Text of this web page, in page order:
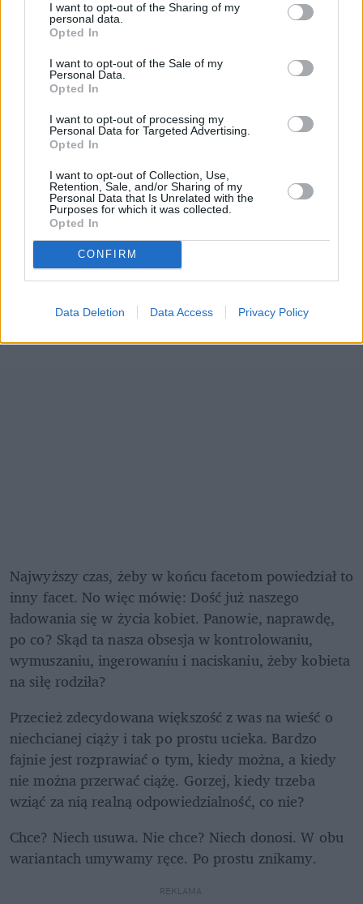
I want to opt-out of the Sharing of my
personal data.
Opted In
I want to opt-out of the Sale of my
Personal Data.
Opted In
I want to opt-out of processing my
Personal Data for Targeted Advertising.
Opted In
I want to opt-out of Collection, Use,
Retention, Sale, and/or Sharing of my
Personal Data that Is Unrelated with the
Purposes for which it was collected.
Opted In
CONFIRM
Data Deletion Data Access Privacy Policy
"słuszne".
Najwyższy czas, żeby w końcu facetom powiedział to
inny facet. No więc mówię: Dość już naszego
ładowania się w życia kobiet. Panowie, naprawdę,
po co? Skąd ta nasza obsesja w kontrolowaniu,
wymuszaniu, ingerowaniu i naciskaniu, żeby kobieta
na siłę rodziła?
Przecież zdecydowana większość z was na wieść o
niechcianej ciąży i tak po prostu ucieka. Bardzo
fajnie jest rozprawiać o tym, kiedy można, a kiedy
nie można przerwać ciążę. Gorzej, kiedy trzeba
wziąć za nią realną odpowiedzialność, co nie?
Chce? Niech usuwa. Nie chce? Niech donosi. W obu
wariantach umywamy ręce. Po prostu znikamy.
REKLAMA